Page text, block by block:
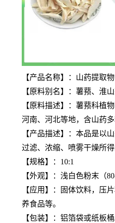
【产品名称】：山药提取
【原料别名】：薯蓣、淮
【原料描述】：薯蓣科植
河南、河北等地，含山药多
【产品描述】：本品是以
过滤、浓缩、喷雾干燥所得
【规格】：10:1
【外观】：浅白色粉末（
【应用】：固体饮料，压
养食品等。
【包装】：铝箔袋或纸板桶